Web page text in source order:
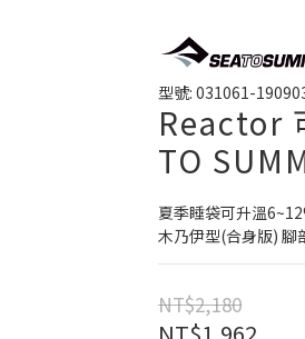
型號: 031061-
Reactor
TO
夏季睡袋可升溫
木乃伊型(合身版) 腳
NT$2,180